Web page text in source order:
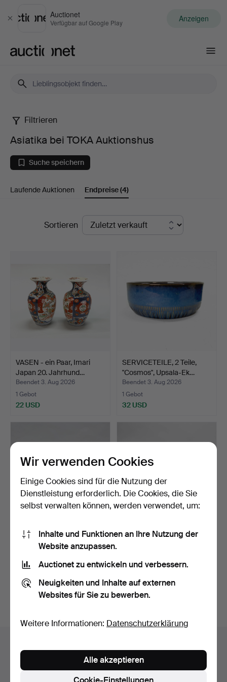
Schließen
Auctionet
Verfügbar auf Google Play Anzeigen
Asiatika
bei
TOKA
Auktionshus
Filtrieren
Asiatika bei TOKA Auktionshus
Suche speichern
Laufende Auktionen Endpreise(4)
EndpreiseSortieren
VASEN - ein Paar, Imari
Japan 20. Jahrhund…
Beendet 3. Aug 2026
1 Gebot
22 USD
SERVICETEILE, 2 Teile,
"Cosmos", Upsala-Ek…
Beendet 3. Aug 2026
1 Gebot
32 USD
TEEKANNE. mit
Wärmekorb, Bambusgriff,
3 Gebote
SAUCIERE,
8 Gebote
Sie suchen in unserem Archiv der beendeten
Wir verwenden Cookies
Einige Cookies sind für die Nutzung der
Dienstleistung erforderlich. Die Cookies, die Sie
selbst verwalten können, werden verwendet, um:
Inhalte und Funktionen an Ihre Nutzung der
Website anzupassen.
Auctionet zu entwickeln und verbessern.
Neuigkeiten und Inhalte auf externen
Websites für Sie zu bewerben.
Weitere Informationen: Datenschutzerklärung
Alle akzeptieren